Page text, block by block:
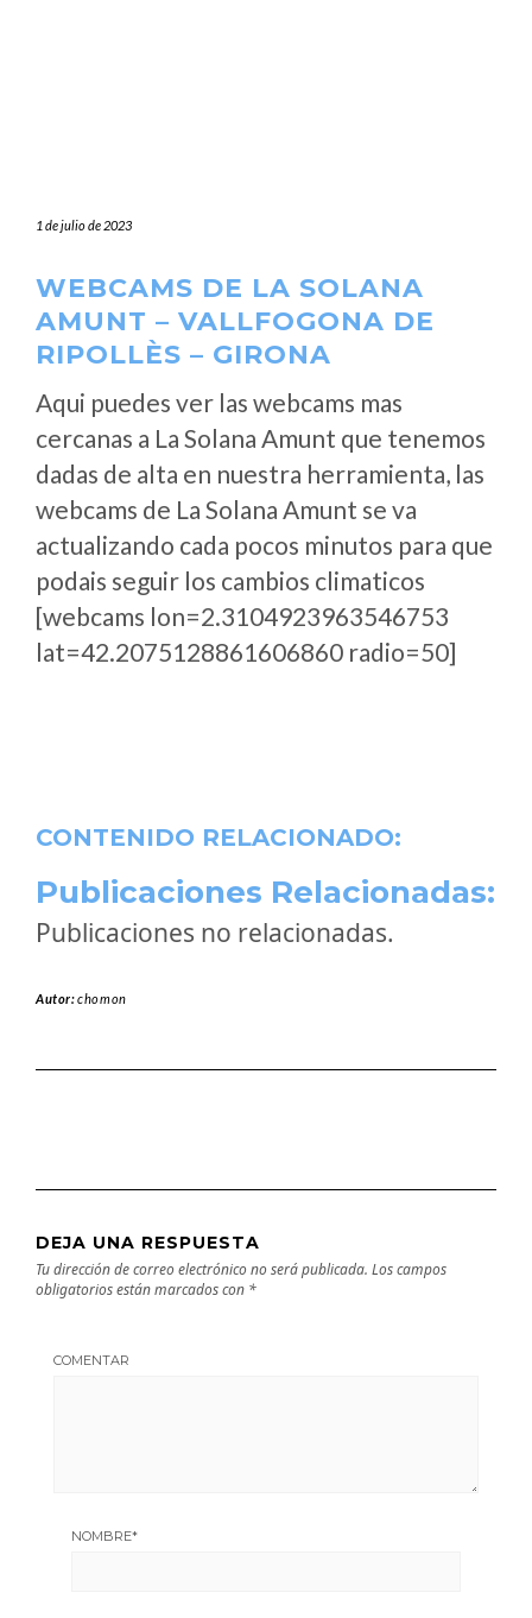
1 de julio de 2023
WEBCAMS DE LA SOLANA
AMUNT – VALLFOGONA DE
RIPOLLÈS – GIRONA
Aqui puedes ver las webcams mas
cercanas a La Solana Amunt que tenemos
dadas de alta en nuestra herramienta, las
webcams de La Solana Amunt se va
actualizando cada pocos minutos para que
podais seguir los cambios climaticos
[webcams lon=2.3104923963546753
lat=42.2075128861606860 radio=50]
CONTENIDO RELACIONADO:
Publicaciones Relacionadas:
Publicaciones no relacionadas.
Autor:chomon
DEJA UNA RESPUESTA
Tu dirección de correo electrónico no será publicada. Los campos
obligatorios están marcados con *
COMENTAR
NOMBRE*